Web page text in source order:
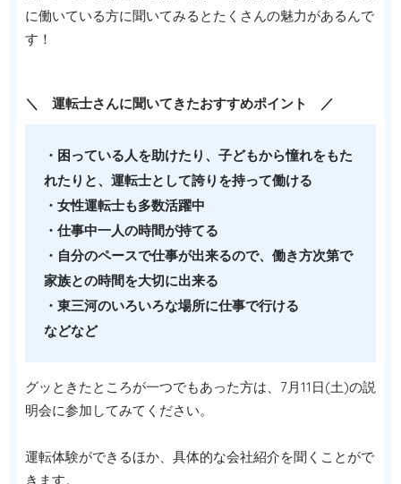
に働いている方に聞いてみるとたくさんの魅力があるんで
す！
＼ 運転士さんに聞いてきたおすすめポイント ／
・困っている人を助けたり、子どもから憧れをもた
れたりと、運転士として誇りを持って働ける
・女性運転士も多数活躍中
・仕事中一人の時間が持てる
・自分のペースで仕事が出来るので、働き方次第で
家族との時間を大切に出来る
・東三河のいろいろな場所に仕事で行ける
などなど
グッときたところが一つでもあった方は、7月11日(土)の説
明会に参加してみてください。
運転体験ができるほか、具体的な会社紹介を聞くことがで
きます。